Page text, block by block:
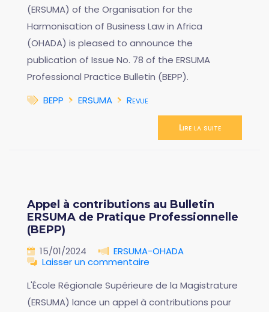
(ERSUMA) of the Organisation for the
Harmonisation of Business Law in Africa
(OHADA) is pleased to announce the
publication of Issue No. 78 of the ERSUMA
Professional Practice Bulletin (BEPP).
BEPP
ERSUMA Revue
Lire la suite
Appel à contributions au Bulletin
ERSUMA de Pratique Professionnelle
(BEPP)
15/01/2024
ERSUMA-OHADA
Laisser un commentaire
L'École Régionale Supérieure de la Magistrature
(ERSUMA) lance un appel à contributions pour